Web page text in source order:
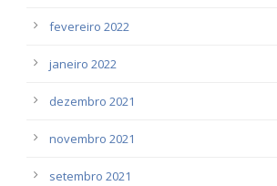
fevereiro 2022
janeiro 2022
dezembro 2021
novembro 2021
setembro 2021